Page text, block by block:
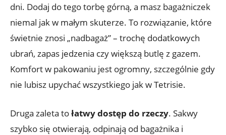
dni. Dodaj do tego torbę górną, a masz bagażniczek
niemal jak w małym skuterze. To rozwiązanie, które
świetnie znosi „nadbagaż” – trochę dodatkowych
ubrań, zapas jedzenia czy większą butlę z gazem.
Komfort w pakowaniu jest ogromny, szczególnie gdy
nie lubisz upychać wszystkiego jak w Tetrisie.
Druga zaleta tołatwy dostęp do rzeczy. Sakwy
szybko się otwierają, odpinają od bagażnika i